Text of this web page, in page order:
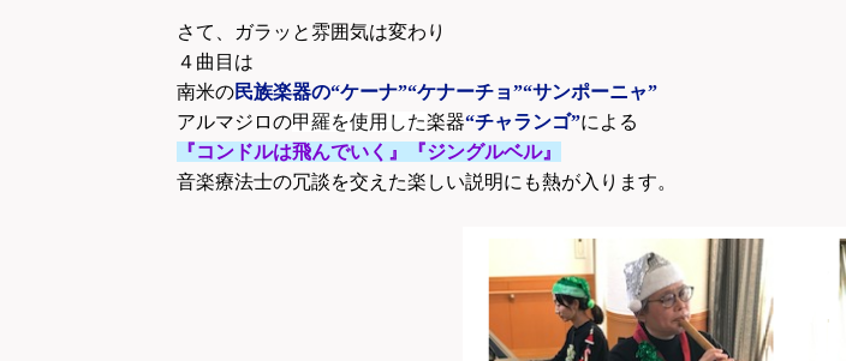
さて、ガラッと雰囲気は変わり
４曲目は
南米の民族楽器の“ケーナ”“ケナーチョ”“サンポーニャ”
アルマジロの甲羅を使用した楽器“チャランゴ”による
『コンドルは飛んでいく』
『ジングルベル』
音楽療法士の冗談を交えた楽しい説明にも熱が入ります。